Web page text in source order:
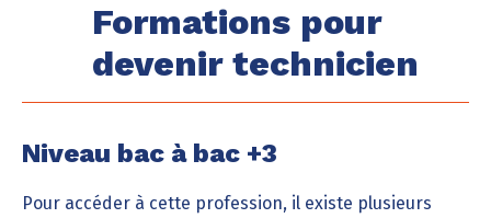
Formations pour
devenir technicien
Niveau bac à bac +3
Pour accéder à cette profession, il existe plusieurs